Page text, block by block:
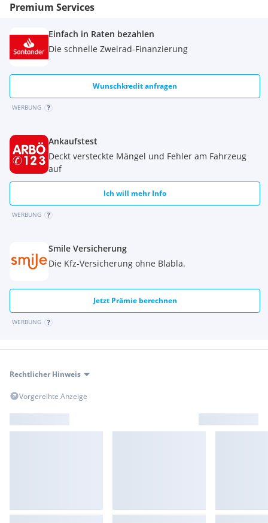
Premium Services
Einfach in Raten bezahlen
Die schnelle Zweirad-Finanzierung
Wunschkredit anfragen
WERBUNG
Ankaufstest
Deckt versteckte Mängel und Fehler am Fahrzeug
auf
Ich will mehr Info
WERBUNG
Smile Versicherung
Die Kfz-Versicherung ohne Blabla.
Jetzt Prämie berechnen
WERBUNG
Rechtlicher Hinweis
Vorgereihte Anzeige